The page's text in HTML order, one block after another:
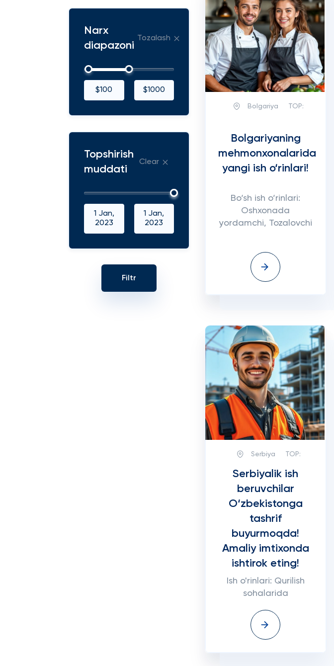
Narx
diapazoni
Tozalash
$100 $1000
Topshirish
muddati
Clear
1 Jan,
2023
1 Jan,
2023
Bolgariya TOP:
Bolgariyaning
mehmonxonalarida
yangi ish o‘rinlari!
Bo‘sh ish o‘rinlari:
Oshxonada
yordamchi, Tozalovchi
Serbiya TOP:
Serbiyalik ish
beruvchilar
O‘zbekistonga
tashrif
buyurmoqda!
Amaliy imtixonda
ishtirok eting!
Ish o'rinlari: Qurilish
sohalarida